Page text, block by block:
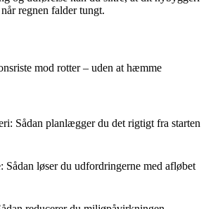
regnen falder tungt.
mod rotter – uden at hæmme
Sådan planlægger du det rigtigt fra starten
Sådan løser du udfordringerne med afløbet